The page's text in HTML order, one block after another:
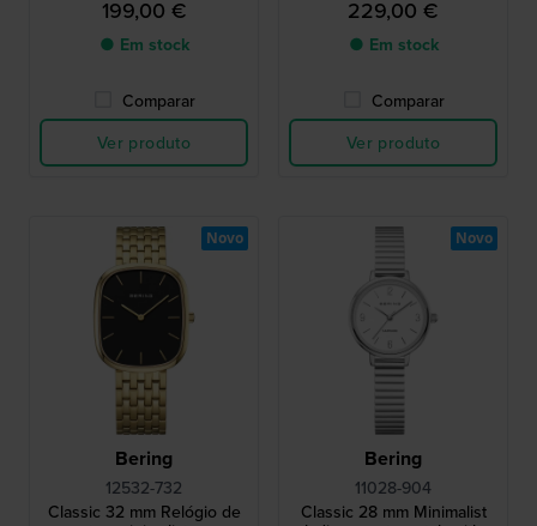
199,00 €
● Em stock
Comparar
Ver produto
229,00 €
● Em stock
Comparar
Ver produto
Bering
12532-732
Classic 32 mm Relógio de
Novo
Bering
11028-904
Classic 28 mm Minimalist
Novo